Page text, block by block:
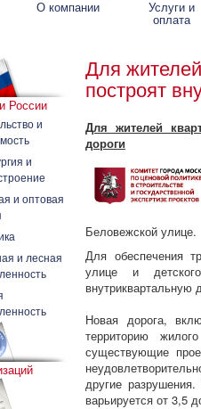
О компании Услуги и
оплата
России
и
и
и оптовая
и лесная
Для
построят
Для жителей
дороги
Беловежской улице.
Для обеспечения
улице и детского
внутриквартальную
Новая дорога,
территорию
существующие
другие
варьируется от 3,5